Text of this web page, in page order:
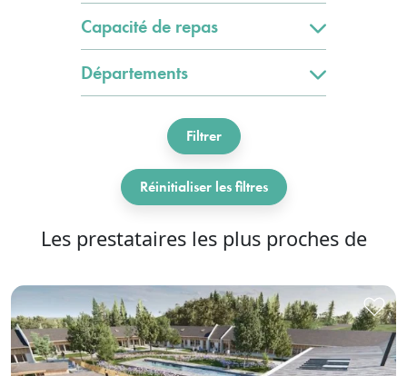
Capacité de repas
Départements
Filtrer
Réinitialiser les filtres
Les prestataires les plus proches de